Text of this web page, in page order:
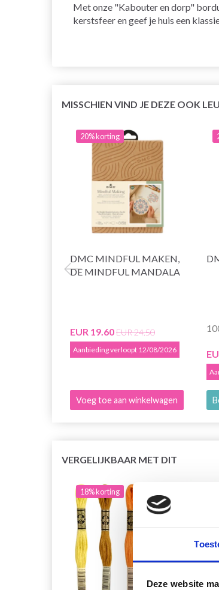
Deze website
Met onze "Kabouter en dorp"
kerstsfeer en geef je huis een
MISSCHIEN VIND JE DEZE OOK
20% korting
DMC MINDFUL MAKEN,
DE MINDFUL MANDALA
EUR 19.60EUR 24.50
Aanbieding verloopt 12/08/2026
Voeg toe aan winkelwagen
VERGELIJKBAAR MET DIT
18% korting